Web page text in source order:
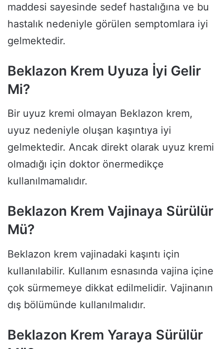
maddesi sayesinde sedef hastalığına ve bu
hastalık nedeniyle görülen semptomlara iyi
gelmektedir.
Beklazon Krem Uyuza İyi Gelir
Mi?
Bir uyuz kremi olmayan Beklazon krem,
uyuz nedeniyle oluşan kaşıntıya iyi
gelmektedir. Ancak direkt olarak uyuz kremi
olmadığı için doktor önermedikçe
kullanılmamalıdır.
Beklazon Krem Vajinaya Sürülür
Mü?
Beklazon krem vajinadaki kaşıntı için
kullanılabilir. Kullanım esnasında vajina içine
çok sürmemeye dikkat edilmelidir. Vajinanın
dış bölümünde kullanılmalıdır.
Beklazon Krem Yaraya Sürülür